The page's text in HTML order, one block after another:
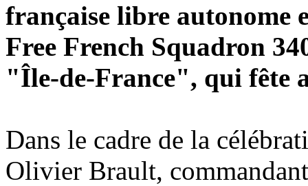
française libre autonome
Free French Squadron
"Île-de-France", qui fête
Dans le cadre de la
Olivier Brault,